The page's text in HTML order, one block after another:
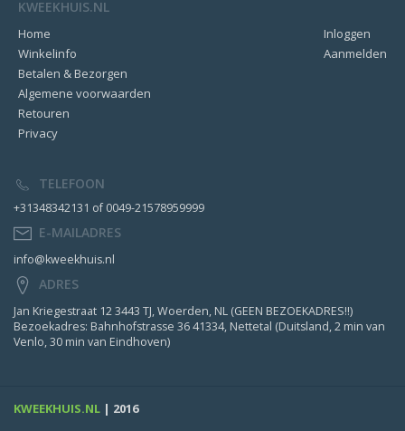
KWEEKHUIS.NL
Inloggen
Aanmelden
Home
Winkelinfo
Betalen & Bezorgen
Algemene voorwaarden
Retouren
Privacy
TELEFOON
+31348342131 of 0049-21578959999
E-MAILADRES
info@kweekhuis.nl
ADRES
Jan Kriegestraat 12 3443 TJ, Woerden, NL (GEEN BEZOEKADRES!!)
Bezoekadres: Bahnhofstrasse 36 41334, Nettetal (Duitsland, 2 min van
Venlo, 30 min van Eindhoven)
KWEEKHUIS.NL | 2016